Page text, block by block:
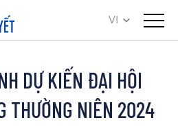
VI
DỰ KIẾN ĐẠI HỘI
THƯỜNG NIÊN 2024